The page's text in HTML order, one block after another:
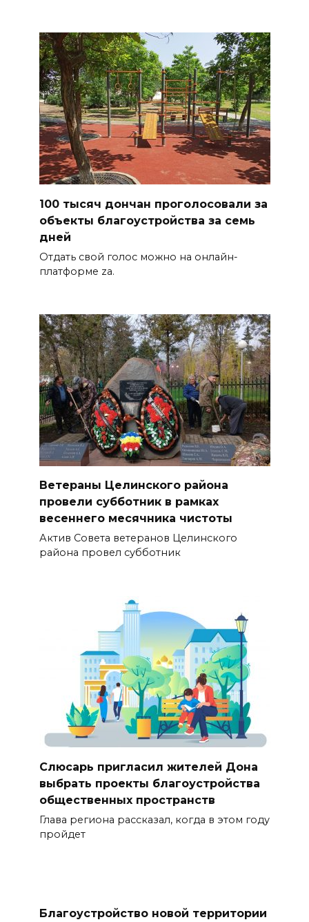
100 тысяч дончан проголосовали за
объекты благоустройства за семь
дней
Отдать свой голос можно на онлайн-
платформе za.
Ветераны Целинского района
провели субботник в рамках
весеннего месячника чистоты
Актив Совета ветеранов Целинского
района провел субботник
Слюсарь пригласил жителей Дона
выбрать проекты благоустройства
общественных пространств
Глава региона рассказал, когда в этом году
пройдет
Благоустройство новой территории